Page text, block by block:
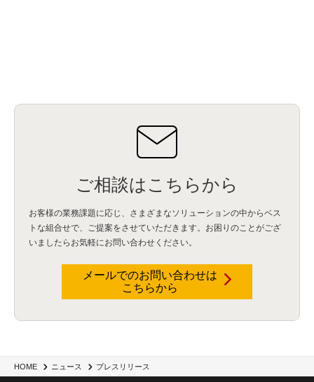
HOME ニュース プレスリリース
ご相談はこちらから
お客様の業務課題に応じ、さまざまなソリューションの中からベス
トな組合せで、
ご提案をさせていただきます。お困りのことがござ
いましたらお気軽にお問い合わせください。
メールでのお問い合わせは
こちらから